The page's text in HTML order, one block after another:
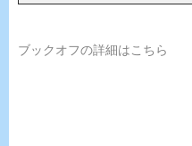
ブックオフの詳細はこちら